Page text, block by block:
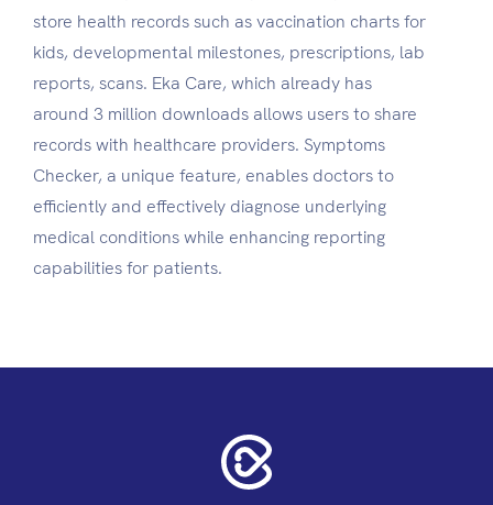
store health records such as vaccination charts for
kids, developmental milestones, prescriptions, lab
reports, scans. Eka Care, which already has
around 3 million downloads allows users to share
records with healthcare providers. Symptoms
Checker, a unique feature, enables doctors to
efficiently and effectively diagnose underlying
medical conditions while enhancing reporting
capabilities for patients.